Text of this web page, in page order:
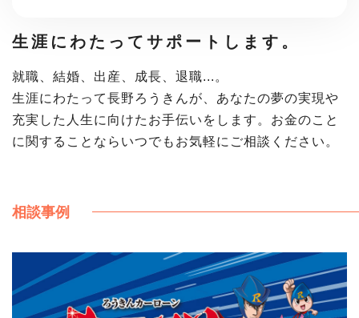
生涯にわたってサポートします。
就職、結婚、出産、成長、退職...。
生涯にわたって長野ろうきんが、あなたの夢の実現や
充実した人生に向けたお手伝いをします。お金のこと
に関することならいつでもお気軽にご相談ください。
相談事例